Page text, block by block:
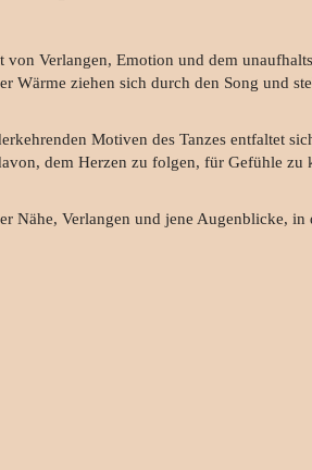
Verlangen, Emotion und dem
Wärme ziehen sich durch den Song und
Motiven des Tanzes entfaltet
dem Herzen zu folgen, für Gefühle zu
Nähe, Verlangen und jene Augenblicke, in